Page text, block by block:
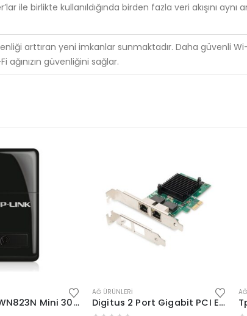
ile birlikte kullanıldığında birden fazla veri akışını aynı
arttıran yeni imkanlar sunmaktadır. Daha güvenli
ağınızın güvenliğini sağlar.
Tp-Link TL-WN823N Mini 300Mbps USB Adaptör
AĞ ÜRÜNLERI
Digitus 2 Port Gigabit PCI Express Ethernet Kartı